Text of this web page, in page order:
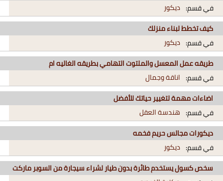
في قسم: ديكور
كيف تخطط لبناء منزلك
في قسم: ديكور
طريقه عمل المعسل والملتوت التهامي بطريقه الغاليه ام
في قسم: اناقة وجمال
اضاءات مهمة لتغيير حياتك للأفضل
في قسم: هندسة العقل
ديكورات مجالس حريم فخمه
في قسم: ديكور
سخص كسول يستخدم طائرة بدون طيار لشراء سيجارة من السوبر ماركت